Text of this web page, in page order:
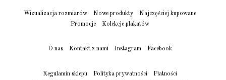
Wizualizacja rozmiarów Nowe produkty
Najczęściej kupowane
Promocje
Kolekcje plakatów
O nas Kontakt z nami Instagram Facebook
Regulamin sklepu Polityka prywatności
Płatności